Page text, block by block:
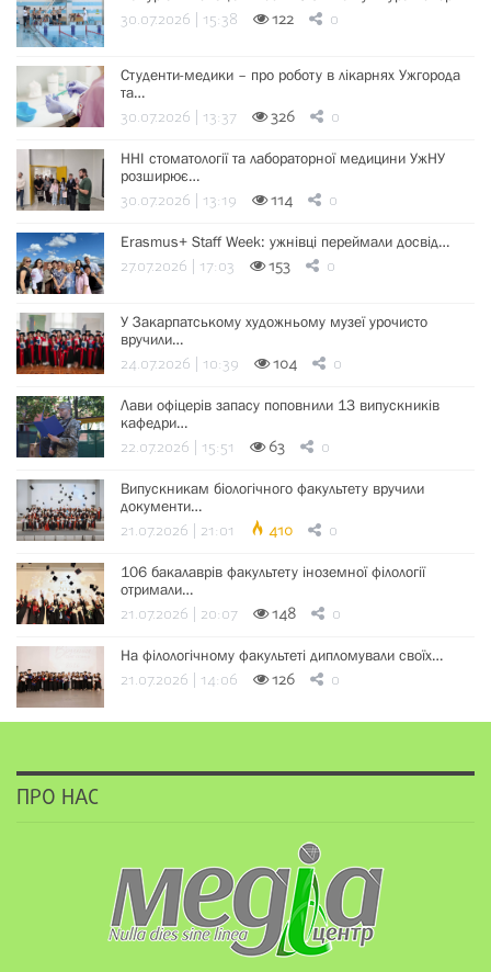
30.07.2026 | 15:38 122 0
Студенти-медики – про роботу в лікарнях Ужгорода
та…
30.07.2026 | 13:37 326 0
ННІ стоматології та лабораторної медицини УжНУ
розширює…
30.07.2026 | 13:19 114 0
Erasmus+ Staff Week: ужнівці переймали досвід…
27.07.2026 | 17:03 153 0
У Закарпатському художньому музеї урочисто
вручили…
24.07.2026 | 10:39 104 0
Лави офіцерів запасу поповнили 13 випускників
кафедри…
22.07.2026 | 15:51 63 0
Випускникам біологічного факультету вручили
документи…
21.07.2026 | 21:01 410 0
106 бакалаврів факультету іноземної філології
отримали…
21.07.2026 | 20:07 148 0
На філологічному факультеті дипломували своїх…
21.07.2026 | 14:06 126 0
ПРО НАС